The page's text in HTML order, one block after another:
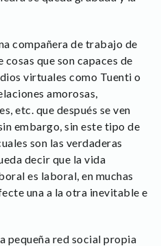
compañera de trabajo de
que son capaces de
virtuales como Tuenti o
amorosas,
etc. que después se ven
embargo, sin este tipo de
son las verdaderas
decir que la vida
es laboral, en muchas
una a la otra inevitable e
pequeña red social propia